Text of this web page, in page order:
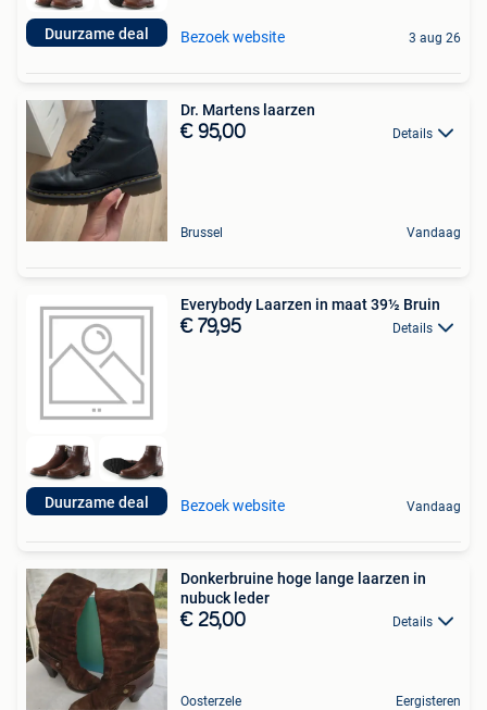
Duurzame deal Bezoek website 3 aug 26
Dr. Martens laarzen
€ 95,00 Details
Brussel Vandaag
Duurzame deal
Everybody Laarzen in maat 39½ Bruin
€ 79,95 Details
Bezoek website Vandaag
Donkerbruine hoge lange laarzen in
nubuck leder
€ 25,00 Details
Oosterzele Eergisteren